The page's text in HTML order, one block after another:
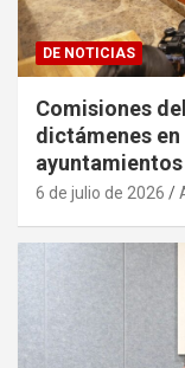
DE NOTICIAS
Comisiones
dictámenes
ayuntamientos
6 de julio de 2026